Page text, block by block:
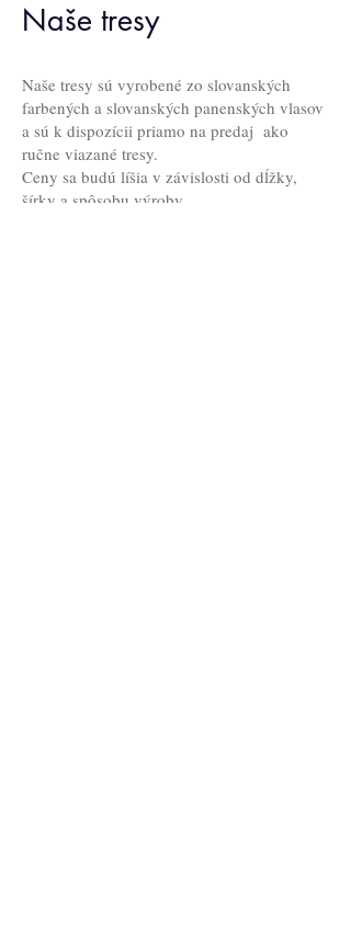
Naše tresy
Naše tresy sú vyrobené zo slovanských
farbených a slovanských panenských vlasov
a sú k dispozícii priamo na predaj ako
ručne viazané tresy.
Ceny sa budú líšia v závislosti od dĺžky,
šírky a spôsobu výroby.